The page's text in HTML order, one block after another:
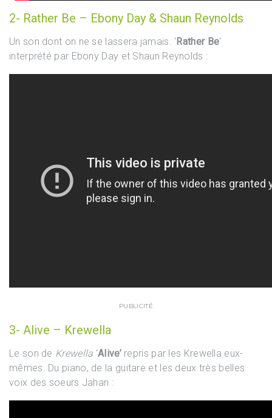
2- Rather Be – Ebony Day & Shaun Reynolds
Un son dont on ne se lassera jamais. ‘Rather Be‘
interprété par Ebony Day et Shaun Reynolds :
PUBLICITÉ
3- Alive – Krewella
Le son de Krewella ‘Alive’ repris par les Krewella eux-
mêmes. Du piano, de la guitare et les deux très belles
voix des soeurs Jahan :